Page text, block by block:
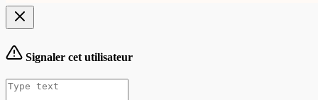
Signaler cet utilisateur